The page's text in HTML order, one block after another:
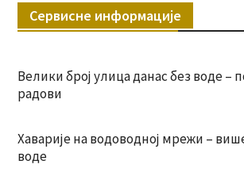
Сервисне информације
Велики број улица данас без воде –
радови
Хаварије на водоводној мрежи –
воде